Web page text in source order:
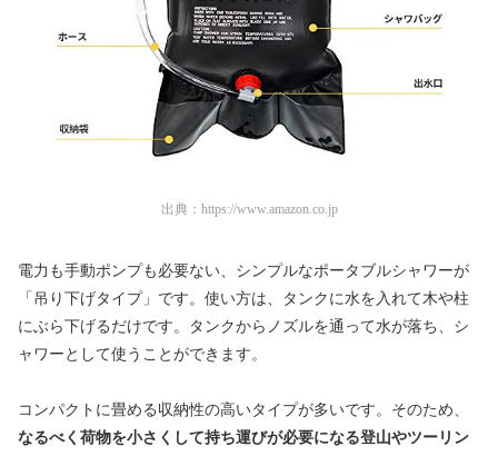
出典： https://www.amazon.co.jp
電力も手動ポンプも必要ない、シンプルなポータブルシャワーが
「吊り下げタイプ」です。使い方は、タンクに水を入れて木や柱
にぶら下げるだけです。タンクからノズルを通って水が落ち、シ
ャワーとして使うことができます。
コンパクトに畳める収納性の高いタイプが多いです。そのため、
なるべく荷物を小さくして持ち運びが必要になる登山やツーリン